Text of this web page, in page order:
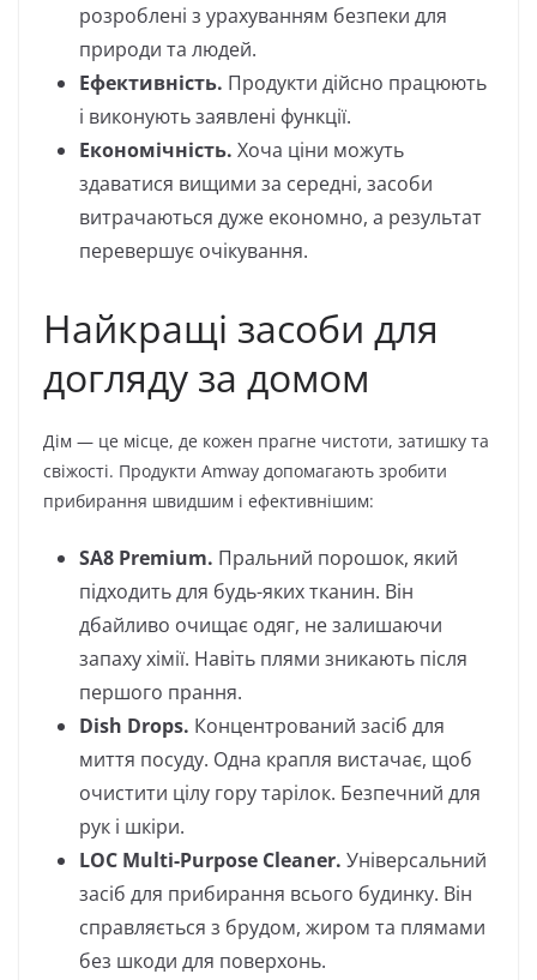
розроблені з урахуванням безпеки для
природи та людей.
Ефективність. Продукти дійсно працюють
і виконують заявлені функції.
Економічність. Хоча ціни можуть
здаватися вищими за середні, засоби
витрачаються дуже економно, а результат
перевершує очікування.
Найкращі засоби для
догляду за домом
Дім — це місце, де кожен прагне чистоти, затишку та
свіжості. Продукти Amway допомагають зробити
прибирання швидшим і ефективнішим:
SA8 Premium. Пральний порошок, який
підходить для будь-яких тканин. Він
дбайливо очищає одяг, не залишаючи
запаху хімії. Навіть плями зникають після
першого прання.
Dish Drops. Концентрований засіб для
миття посуду. Одна крапля вистачає, щоб
очистити цілу гору тарілок. Безпечний для
рук і шкіри.
LOC Multi-Purpose Cleaner. Універсальний
засіб для прибирання всього будинку. Він
справляється з брудом, жиром та плямами
без шкоди для поверхонь.